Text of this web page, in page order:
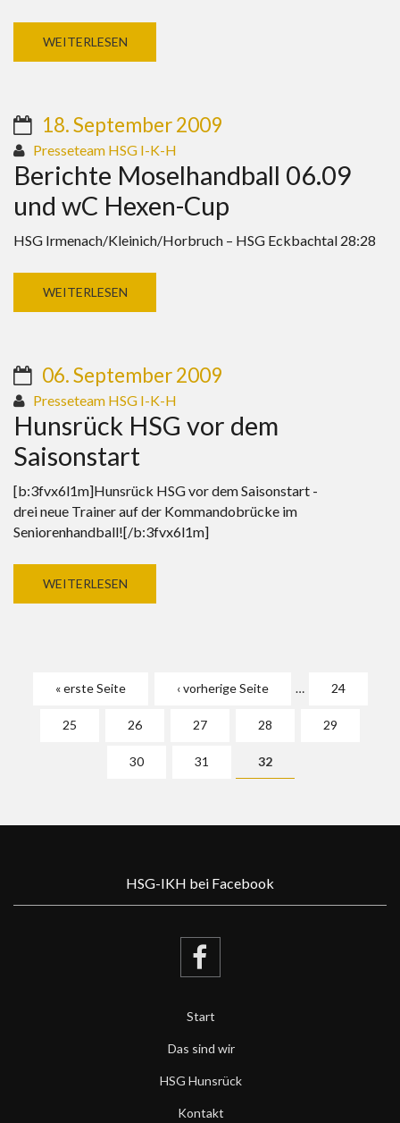
WEITERLESEN
18. September 2009
Presseteam HSG I-K-H
Berichte Moselhandball 06.09
und wC Hexen-Cup
HSG Irmenach/Kleinich/Horbruch – HSG Eckbachtal 28:28
WEITERLESEN
06. September 2009
Presseteam HSG I-K-H
Hunsrück HSG vor dem
Saisonstart
[b:3fvx6l1m]Hunsrück HSG vor dem Saisonstart -
drei neue Trainer auf der Kommandobrücke im
Seniorenhandball![/b:3fvx6l1m]
WEITERLESEN
« erste Seite ‹ vorherige Seite … 24
25 26 27 28 29
30 31 32
HSG-IKH bei Facebook
Start
Das sind wir
HSG Hunsrück
Kontakt